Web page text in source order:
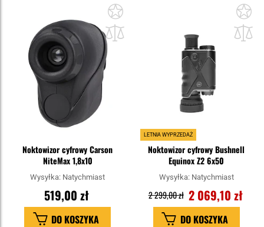
Dodaj
do
schowka
Noktowizor cyfrowy Carson
NiteMax 1,8x10
Wysyłka: Natychmiast
519,00 zł
DO KOSZYKA
do
LETNIA WYPRZEDAŻ
Noktowizor cyfrowy Bushnell
Equinox Z2 6x50
Wysyłka: Natychmiast
2 069,10 zł
2 299,00 zł
DO KOSZYKA